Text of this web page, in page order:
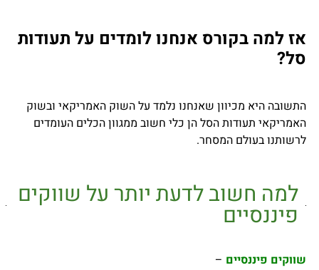
אז למה בקורס אנחנו לומדים על תעודות
סל?
התשובה היא מכיוון שאנחנו נלמד על השוק האמריקאי ובשוק
האמריקאי תעודות הסל הן כלי חשוב ממגוון הכלים העומדים
לרשותנו בעולם המסחר.
למה חשוב לדעת יותר על שווקים
פיננסיים
שווקים פיננסיים–